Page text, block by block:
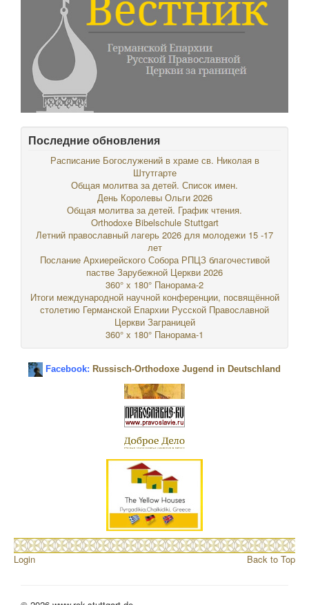
Последние обновления
Расписание Богослужений в храме св. Николая в
Штутгарте
Общая молитва за детей. Список имен.
День Королевы Ольги 2026
Общая молитва за детей. График чтения.
Orthodoxe Bibelschule Stuttgart
Летний православный лагерь 2026 для молодежи 15 -17
лет
Послание Архиерейского Собора РПЦЗ благочестивой
пастве Зарубежной Церкви 2026
360° x 180° Панорама-2
Итоги международной научной конференции, посвящённой
столетию Германской Епархии Русской Православной
Церкви Заграницей
360° x 180° Панорама-1
Facebook: Russisch-Orthodoxe Jugend in Deutschland
Login Back to Top